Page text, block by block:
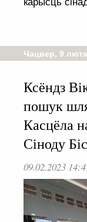
Чацвер, 9
Ксёндз
пошук
Касцёла
Сіноду
09.02.2023